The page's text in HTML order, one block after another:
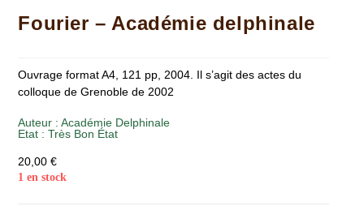
Fourier – Académie delphinale
Ouvrage format A4, 121 pp, 2004. Il s’agit des actes du
colloque de Grenoble de 2002
Auteur :Académie Delphinale
Etat :Très Bon État
20,00€
1 en stock